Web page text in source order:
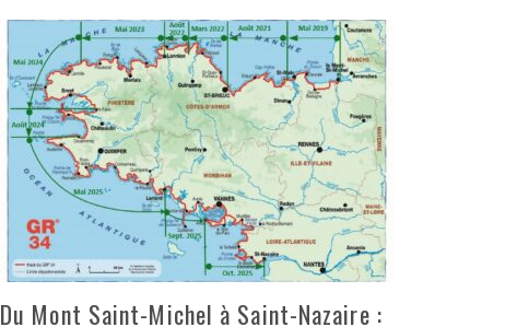
Du Mont Saint-Michel à Saint-Nazaire :